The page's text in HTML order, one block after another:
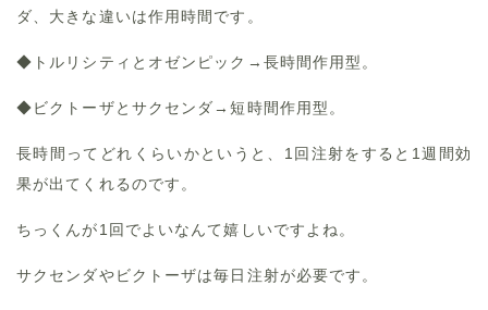
ダ、大きな違いは作用時間です。
◆トルリシティとオゼンピック→長時間作用型。
◆ビクトーザとサクセンダ→短時間作用型。
長時間ってどれくらいかというと、1回注射をすると1週間効
果が出てくれるのです。
ちっくんが1回でよいなんて嬉しいですよね。
サクセンダやビクトーザは毎日注射が必要です。